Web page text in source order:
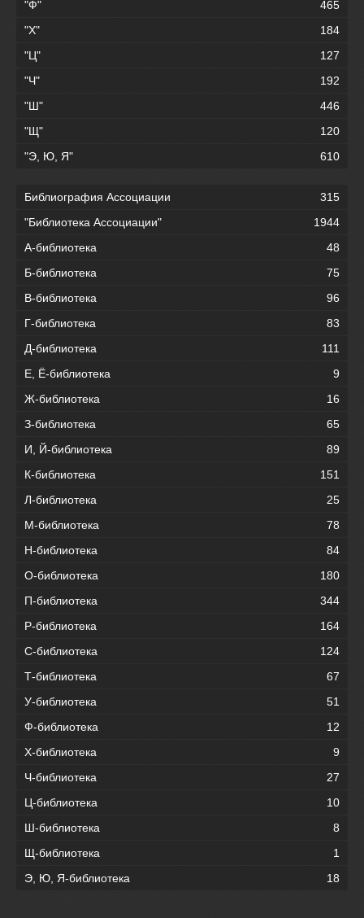
"Ф"
465
"Х"
184
"Ц"
127
"Ч"
192
"Ш"
446
"Щ"
120
"Э, Ю, Я"
610
Библиография Ассоциации
315
"Библиотека Ассоциации"
1944
А-библиотека
48
Б-библиотека
75
В-библиотека
96
Г-библиотека
83
Д-библиотека
111
Е, Ё-библиотека
9
Ж-библиотека
16
З-библиотека
65
И, Й-библиотека
89
К-библиотека
151
Л-библиотека
25
М-библиотека
78
Н-библиотека
84
О-библиотека
180
П-библиотека
344
Р-библиотека
164
С-библиотека
124
Т-библиотека
67
У-библиотека
51
Ф-библиотека
12
Х-библиотека
9
Ч-библиотека
27
Ц-библиотека
10
Ш-библиотека
8
Щ-библиотека
1
Э, Ю, Я-библиотека
18